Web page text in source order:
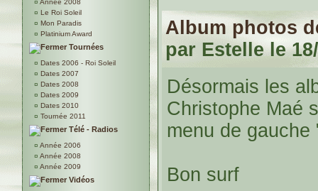
¤ Année 2008
¤ Le Roi Soleil
¤ Mon Paradis
¤ Platinium Award
Tournées
¤ Dates 2006 - Roi Soleil
¤ Dates 2007
¤ Dates 2008
¤ Dates 2009
¤ Dates 2010
¤ Tournée 2011
Télé - Radios
¤ Année 2006
¤ Année 2008
¤ Année 2009
Vidéos
Album photos
par Estellele 18/
Désormais les
Christophe Maé
menu de
Bon surf